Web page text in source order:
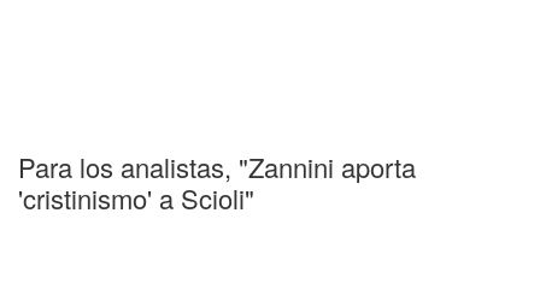
Para los analistas, "Zannini aporta
'cristinismo' a Scioli"